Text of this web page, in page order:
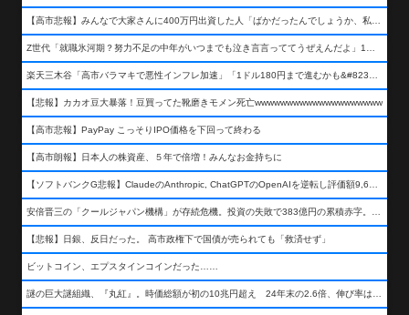
【高市悲報】みんなで大家さんに400万円出資した人「ばかだったんでしょうか、私は&#x1f622;」
Z世代「就職氷河期？努力不足の中年がいつまでも泣き言言っててうぜえんだよ」1万いいね
楽天三木谷「高市バラマキで悪性インフレ加速」「1ドル180円まで進むかも&#8230;もう看過できない」
【悲報】カカオ豆大暴落！豆買ってた靴磨きモメン死亡wwwwwwwwwwwwwwwwwwww
【高市悲報】PayPay こっそりIPO価格を下回って終わる
【高市朗報】日本人の株資産、５年で倍増！みんなお金持ちに
【ソフトバンクG悲報】ClaudeのAnthropic, ChatGPTのOpenAIを逆転し評価額9,650億ドル (約154兆円) の世界一価値あるAI企業に……
安倍晋三の「クールジャパン機構」が存続危機。投資の失敗で383億円の累積赤字。2025年度決算も大赤字の可能性。責任の所在はウヤムヤ
【悲報】日銀、反日だった。 高市政権下で国債が売られても「救済せず」
ビットコイン、エプスタインコインだった……
謎の巨大謎組織、『丸紅』。時価総額が初の10兆円超え 24年末の2.6倍、伸び率は謎組織首位